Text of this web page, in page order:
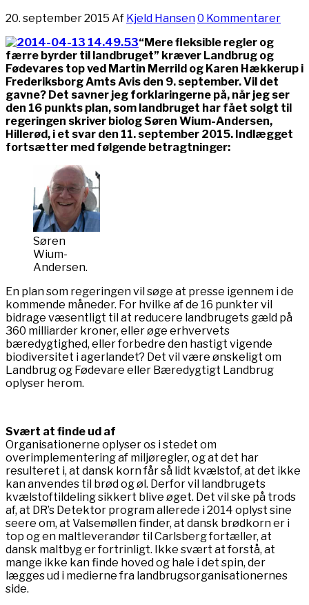
20. september 2015 Af Kjeld Hansen0 Kommentarer
“Mere fleksible regler og
færre byrder til landbruget” kræver Landbrug og
Fødevares top ved Martin Merrild og Karen Hækkerup i
Frederiksborg Amts Avis den 9. september. Vil det
gavne? Det savner jeg forklaringerne på, når jeg ser
den 16 punkts plan, som landbruget har fået solgt til
regeringen skriver biolog Søren Wium-Andersen,
Hillerød, i et svar den 11. september 2015. Indlægget
fortsætter med følgende betragtninger:
Søren
Wium-
Andersen.
En plan som regeringen vil søge at presse igennem i de
kommende måneder. For hvilke af de 16 punkter vil
bidrage væsentligt til at reducere landbrugets gæld på
360 milliarder kroner, eller øge erhvervets
bæredygtighed, eller forbedre den hastigt vigende
biodiversitet i agerlandet? Det vil være ønskeligt om
Landbrug og Fødevare eller Bæredygtigt Landbrug
oplyser herom.
Svært at finde ud af
Organisationerne oplyser os i stedet om
overimplementering af miljøregler, og at det har
resulteret i, at dansk korn får så lidt kvælstof, at det ikke
kan anvendes til brød og øl. Derfor vil landbrugets
kvælstoftildeling sikkert blive øget. Det vil ske på trods
af, at DR’s Detektor program allerede i 2014 oplyst sine
seere om, at Valsemøllen finder, at dansk brødkorn er i
top og en maltleverandør til Carlsberg fortæller, at
dansk maltbyg er fortrinligt. Ikke svært at forstå, at
mange ikke kan finde hoved og hale i det spin, der
lægges ud i medierne fra landbrugsorganisationernes
side.